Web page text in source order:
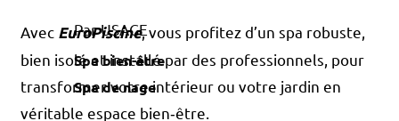
Par USAGE
Spa bien-être
Spa de nage
Avec EuroPiscine, vous profitez d’un spa robuste,
bien isolé et installé par des professionnels, pour
transformer votre intérieur ou votre jardin en
véritable espace bien‑être.